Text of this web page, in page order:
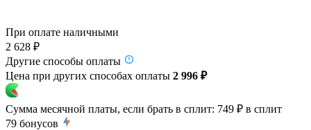
При оплате наличными
2 628 ₽
Другие способы оплаты
Цена при других способах оплаты 2 996 ₽
Сумма месячной платы, если брать в сплит: 749 ₽ в сплит
79 бонусов